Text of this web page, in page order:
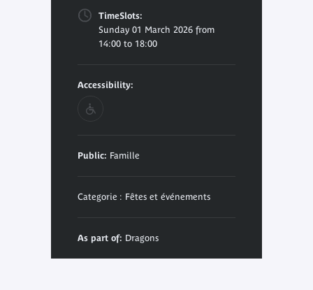
TimeSlots:
Sunday 01 March 2026 from
14:00 to 18:00
Accessibility:
Public: Famille
Categorie : Fêtes et événements
As part of: Dragons